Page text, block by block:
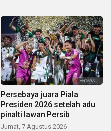
Persebaya juara Piala
Presiden 2026 setelah adu
pinalti lawan Persib
Jumat, 7 Agustus 2026